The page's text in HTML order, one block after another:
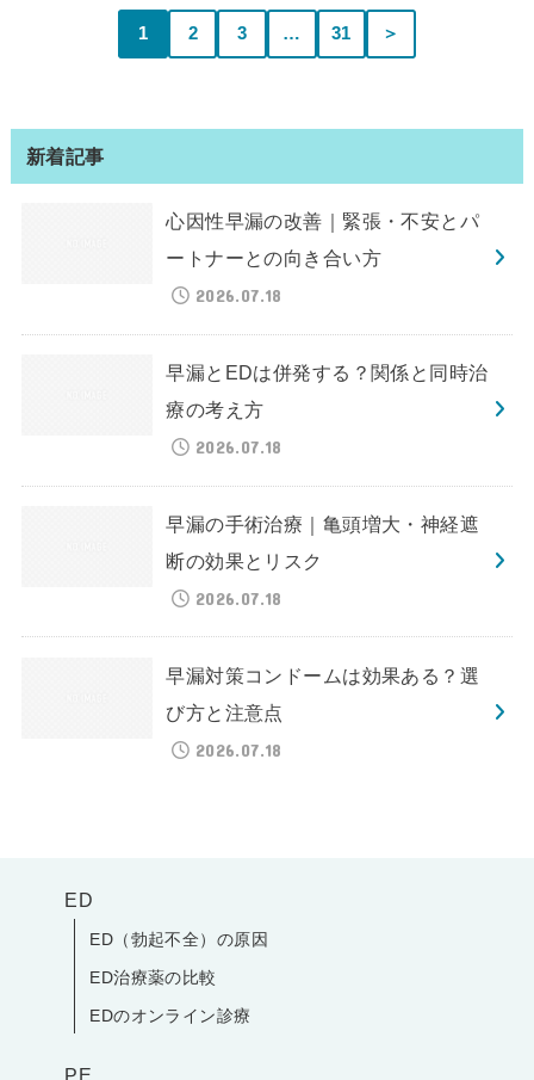
1 2 3 … 31 ＞
新着記事
心因性早漏の改善｜緊張・不安とパ
ートナーとの向き合い方
2026.07.18
早漏とEDは併発する？関係と同時治
療の考え方
2026.07.18
早漏の手術治療｜亀頭増大・神経遮
断の効果とリスク
2026.07.18
早漏対策コンドームは効果ある？選
び方と注意点
2026.07.18
ED
ED（勃起不全）の原因
ED治療薬の比較
EDのオンライン診療